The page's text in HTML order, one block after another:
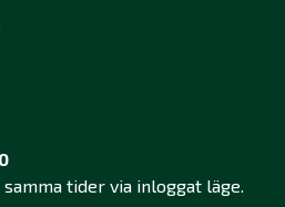
tider via inloggat läge.